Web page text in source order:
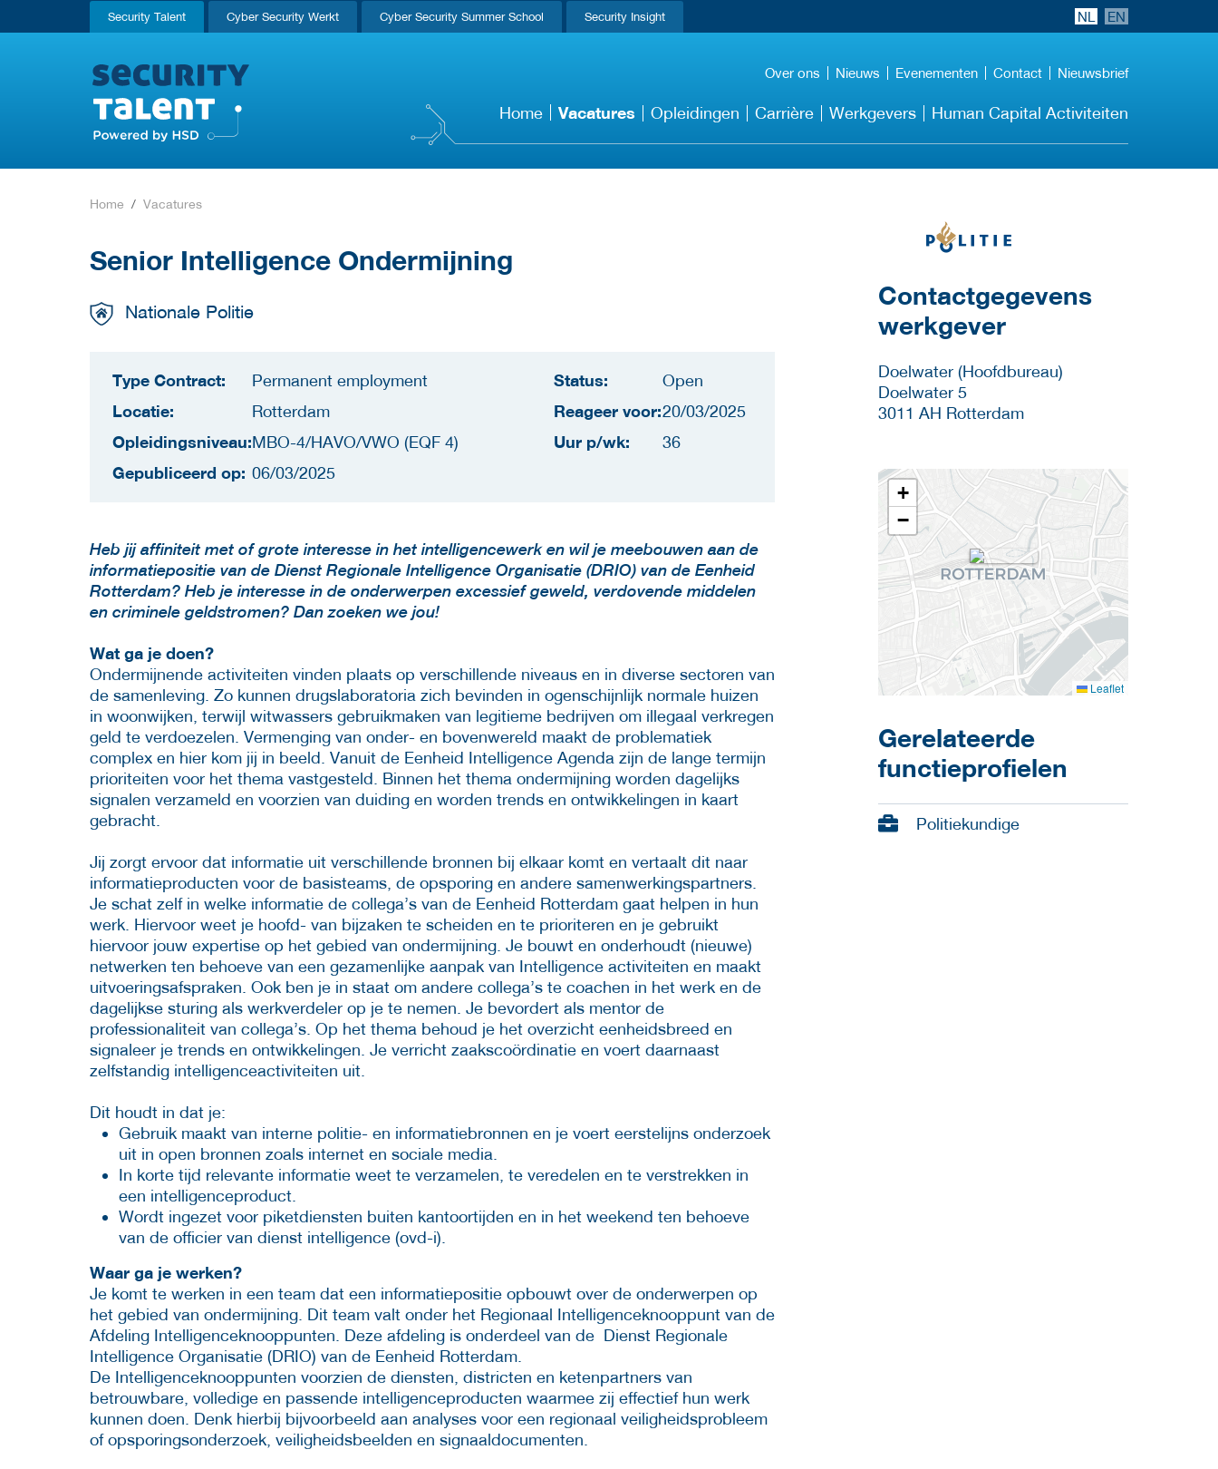
Security Talent Cyber Security Werkt Cyber Security Summer School Security Insight NL EN
Over ons Nieuws Evenementen Contact Nieuwsbrief
Home Vacatures Opleidingen Carrière Werkgevers Human Capital Activiteiten
Home Vacatures
Senior Intelligence Ondermijning
Nationale Politie
Type Contract: Permanent employment
Locatie: Rotterdam
Opleidingsniveau:MBO-4/HAVO/VWO (EQF 4)
Gepubliceerd op: 06/03/2025
Status: Open
Reageer voor:20/03/2025
Uur p/wk: 36
Heb jij affiniteit met of grote interesse in het intelligencewerk en wil je meebouwen aan de
informatiepositie van de Dienst Regionale Intelligence Organisatie (DRIO) van de Eenheid
Rotterdam? Heb je interesse in de onderwerpen excessief geweld, verdovende middelen
en criminele geldstromen? Dan zoeken we jou!
Wat ga je doen?
Ondermijnende activiteiten vinden plaats op verschillende niveaus en in diverse sectoren van
de samenleving. Zo kunnen drugslaboratoria zich bevinden in ogenschijnlijk normale huizen
in woonwijken, terwijl witwassers gebruikmaken van legitieme bedrijven om illegaal verkregen
geld te verdoezelen. Vermenging van onder- en bovenwereld maakt de problematiek
complex en hier kom jij in beeld. Vanuit de Eenheid Intelligence Agenda zijn de lange termijn
prioriteiten voor het thema vastgesteld. Binnen het thema ondermijning worden dagelijks
signalen verzameld en voorzien van duiding en worden trends en ontwikkelingen in kaart
gebracht.
Jij zorgt ervoor dat informatie uit verschillende bronnen bij elkaar komt en vertaalt dit naar
informatieproducten voor de basisteams, de opsporing en andere samenwerkingspartners.
Je schat zelf in welke informatie de collega’s van de Eenheid Rotterdam gaat helpen in hun
werk. Hiervoor weet je hoofd- van bijzaken te scheiden en te prioriteren en je gebruikt
hiervoor jouw expertise op het gebied van ondermijning. Je bouwt en onderhoudt (nieuwe)
netwerken ten behoeve van een gezamenlijke aanpak van Intelligence activiteiten en maakt
uitvoeringsafspraken. Ook ben je in staat om andere collega’s te coachen in het werk en de
dagelijkse sturing als werkverdeler op je te nemen. Je bevordert als mentor de
professionaliteit van collega’s. Op het thema behoud je het overzicht eenheidsbreed en
signaleer je trends en ontwikkelingen. Je verricht zaakscoördinatie en voert daarnaast
zelfstandig intelligenceactiviteiten uit.
Dit houdt in dat je:
Gebruik maakt van interne politie- en informatiebronnen en je voert eerstelijns onderzoek
uit in open bronnen zoals internet en sociale media.
In korte tijd relevante informatie weet te verzamelen, te veredelen en te verstrekken in
een intelligenceproduct.
Wordt ingezet voor piketdiensten buiten kantoortijden en in het weekend ten behoeve
van de officier van dienst intelligence (ovd-i).
Waar ga je werken?
Je komt te werken in een team dat een informatiepositie opbouwt over de onderwerpen op
het gebied van ondermijning. Dit team valt onder het Regionaal Intelligenceknooppunt van de
Afdeling Intelligenceknooppunten. Deze afdeling is onderdeel van de Dienst Regionale
Intelligence Organisatie (DRIO) van de Eenheid Rotterdam.
De Intelligenceknooppunten voorzien de diensten, districten en ketenpartners van
betrouwbare, volledige en passende intelligenceproducten waarmee zij effectief hun werk
kunnen doen. Denk hierbij bijvoorbeeld aan analyses voor een regionaal veiligheidsprobleem
of opsporingsonderzoek, veiligheidsbeelden en signaaldocumenten.
Meer werkgever
Contactgegevens
werkgever
Doelwater (Hoofdbureau)
Doelwater 5
3011 AH Rotterdam
+
−
Leaflet
Gerelateerde
functieprofielen
Politiekundige